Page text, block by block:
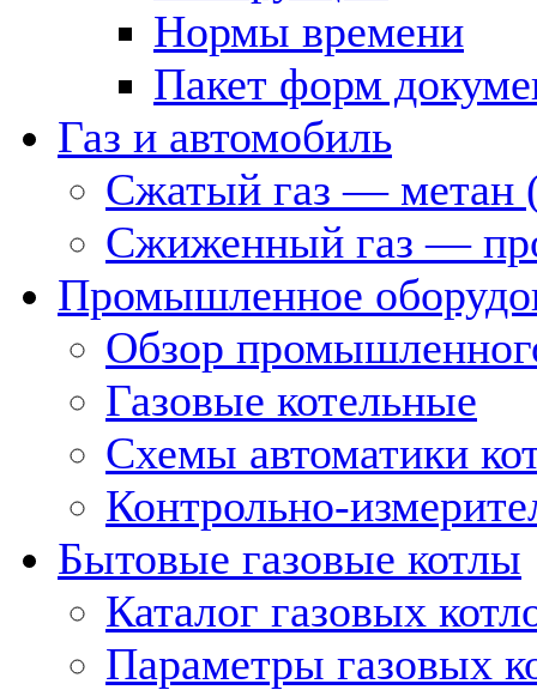
Нормы времени
Пакет форм
Газ и автомобиль
Сжатый газ — метан
Сжиженный газ —
Промышленное
Обзор
Газовые котельные
Схемы автоматики
Контрольно-
Бытовые газовые котлы
Каталог газовых
Параметры газовых